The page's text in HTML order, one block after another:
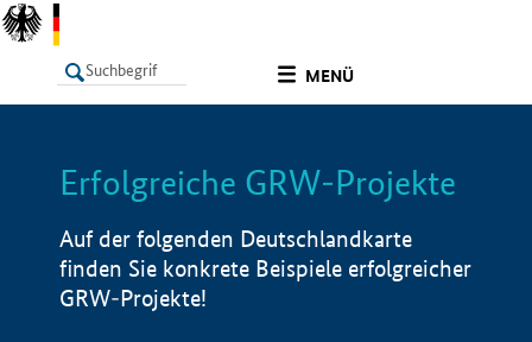
MENÜ
LISTE Info
Erfolgreiche GRW-Projekte
Auf der folgenden Deutschlandkarte
finden Sie konkrete Beispiele erfolgreicher
GRW-Projekte!